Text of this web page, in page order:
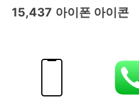
15,437 아이폰 아이콘